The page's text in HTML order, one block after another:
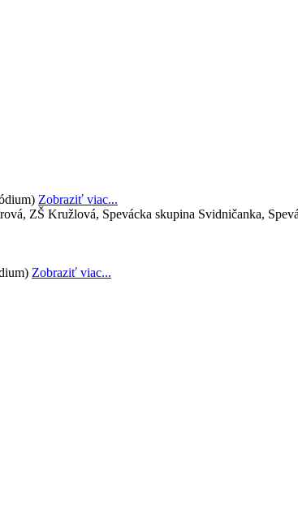
Zobraziť viac...
ZŠ Kružlová, Spevácka skupina Svidničanka,
Zobraziť viac...